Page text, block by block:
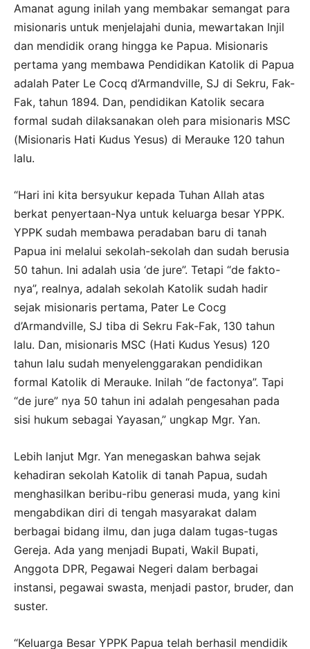
Amanat agung inilah yang membakar semangat para
misionaris untuk menjelajahi dunia, mewartakan Injil
dan mendidik orang hingga ke Papua. Misionaris
pertama yang membawa Pendidikan Katolik di Papua
adalah Pater Le Cocq d’Armandville, SJ di Sekru, Fak-
Fak, tahun 1894. Dan, pendidikan Katolik secara
formal sudah dilaksanakan oleh para misionaris MSC
(Misionaris Hati Kudus Yesus) di Merauke 120 tahun
lalu.
“Hari ini kita bersyukur kepada Tuhan Allah atas
berkat penyertaan-Nya untuk keluarga besar YPPK.
YPPK sudah membawa peradaban baru di tanah
Papua ini melalui sekolah-sekolah dan sudah berusia
50 tahun. Ini adalah usia ‘de jure”. Tetapi “de fakto-
nya”, realnya, adalah sekolah Katolik sudah hadir
sejak misionaris pertama, Pater Le Cocg
d’Armandville, SJ tiba di Sekru Fak-Fak, 130 tahun
lalu. Dan, misionaris MSC (Hati Kudus Yesus) 120
tahun lalu sudah menyelenggarakan pendidikan
formal Katolik di Merauke. Inilah “de factonya”. Tapi
“de jure” nya 50 tahun ini adalah pengesahan pada
sisi hukum sebagai Yayasan,” ungkap Mgr. Yan.
Lebih lanjut Mgr. Yan menegaskan bahwa sejak
kehadiran sekolah Katolik di tanah Papua, sudah
menghasilkan beribu-ribu generasi muda, yang kini
mengabdikan diri di tengah masyarakat dalam
berbagai bidang ilmu, dan juga dalam tugas-tugas
Gereja. Ada yang menjadi Bupati, Wakil Bupati,
Anggota DPR, Pegawai Negeri dalam berbagai
instansi, pegawai swasta, menjadi pastor, bruder, dan
suster.
“Keluarga Besar YPPK Papua telah berhasil mendidik